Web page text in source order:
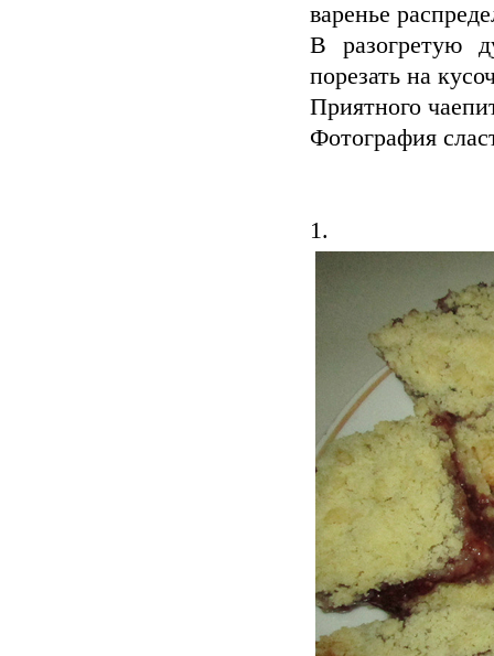
варенье
В разогретую
порезать на
Приятного
Фотография
1.